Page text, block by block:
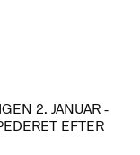
2. JANUAR -
EFTER